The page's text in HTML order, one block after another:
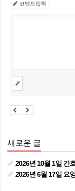
코멘트입력
새로운 글
2026년 10월 1일 간
2026년 6월 17일 요